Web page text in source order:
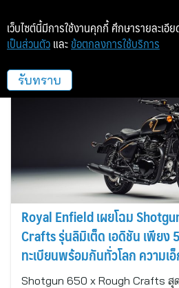
Blisses Point
Royal Enfield เผยโฉม
Crafts รุ่นลิมิเต็ด เอดิชัน เพียง
ทะเบียนพร้อมกันทั่วโลก ความ
คัสตอมต้องมี!
Shotgun 650 x Rough Crafts สุ
เว็บไซต์นี้มีการใช้งานคุกกี้ ศึกษารายละเอีย
เป็นส่วนตัว และ ข้อตกลงการใช้บริการ
รับทราบ